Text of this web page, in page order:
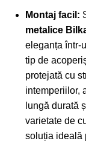
Montaj facil:
metalice
eleganța într-
tip de
protejată cu
intemperiilor,
lungă durată
varietate de
soluția ideală